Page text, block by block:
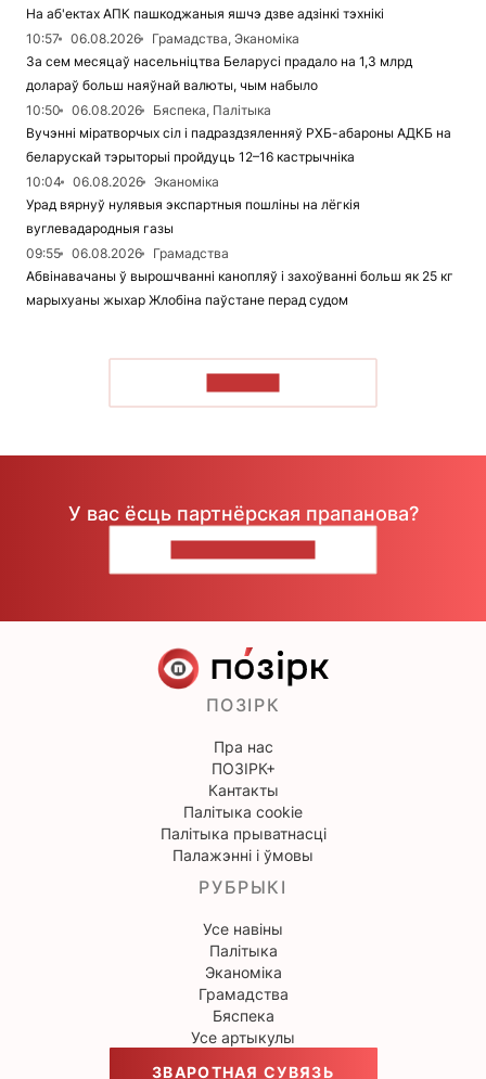
На аб'ектах АПК пашкоджаныя яшчэ дзве адзінкі тэхнікі
10:57
06.08.2026
Грамадства, Эканоміка
За сем месяцаў насельніцтва Беларусі прадало на 1,3 млрд
долараў больш наяўнай валюты, чым набыло
10:50
06.08.2026
Бяспека, Палітыка
Вучэнні міратворчых сіл і падраздзяленняў РХБ-абароны АДКБ на
беларускай тэрыторыі пройдуць 12–16 кастрычніка
10:04
06.08.2026
Эканоміка
Урад вярнуў нулявыя экспартныя пошліны на лёгкія
вуглевадародныя газы
09:55
06.08.2026
Грамадства
Абвінавачаны ў вырошчванні канопляў і захоўванні больш як 25 кг
марыхуаны жыхар Жлобіна паўстане перад судом
У вас ёсць партнёрская прапанова?
ПОЗІРК
Пра нас
ПОЗІРК+
Кантакты
Палітыка cookie
Палітыка прыватнасці
Палажэнні і ўмовы
РУБРЫКІ
Усе навіны
Палітыка
Эканоміка
Грамадства
Бяспека
Усе артыкулы
ЗВАРОТНАЯ СУВЯЗЬ